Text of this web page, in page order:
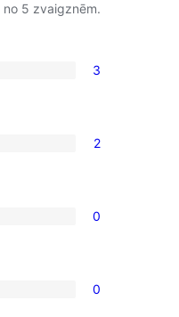
no 5 zvaigznēm.
3
2
0
0